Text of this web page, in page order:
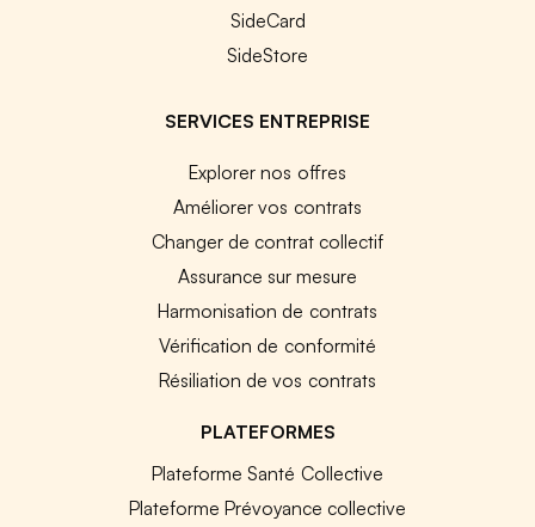
SideCard
SideStore
SERVICES ENTREPRISE
Explorer nos offres
Améliorer vos contrats
Changer de contrat collectif
Assurance sur mesure
Harmonisation de contrats
Vérification de conformité
Résiliation de vos contrats
PLATEFORMES
Plateforme Santé Collective
Plateforme Prévoyance collective